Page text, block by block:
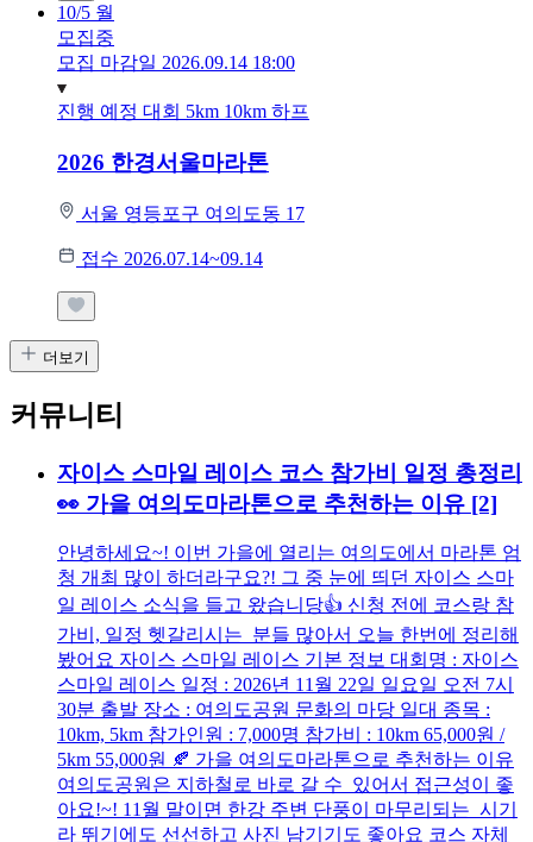
10/5 월
모집중
모집 마감일 2026.09.14 18:00
진행 예정 대회 5km 10km 하프
2026 한경서울마라톤
서울 영등포구 여의도동 17
접수 2026.07.14~09.14
더보기
커뮤니티
자이스 스마일 레이스 코스 참가비 일정 총정리
👀 가을 여의도마라톤으로 추천하는 이유 [2]
안녕하세요~! 이번 가을에 열리는 여의도에서 마라톤 엄
청 개최 많이 하더라구요?! 그 중 눈에 띄던 자이스 스마
일 레이스 소식을 들고 왔습니당👍 신청 전에 코스랑 참
가비, 일정 헷갈리시는 분들 많아서 오늘 한번에 정리해
봤어요 자이스 스마일 레이스 기본 정보 대회명 : 자이스
스마일 레이스 일정 : 2026년 11월 22일 일요일 오전 7시
30분 출발 장소 : 여의도공원 문화의 마당 일대 종목 :
10km, 5km 참가인원 : 7,000명 참가비 : 10km 65,000원 /
5km 55,000원 🍂 가을 여의도마라톤으로 추천하는 이유
여의도공원은 지하철로 바로 갈 수 있어서 접근성이 좋
아요!~! 11월 말이면 한강 주변 단풍이 마무리되는 시기
라 뛰기에도 선선하고 사진 남기기도 좋아요 코스 자체